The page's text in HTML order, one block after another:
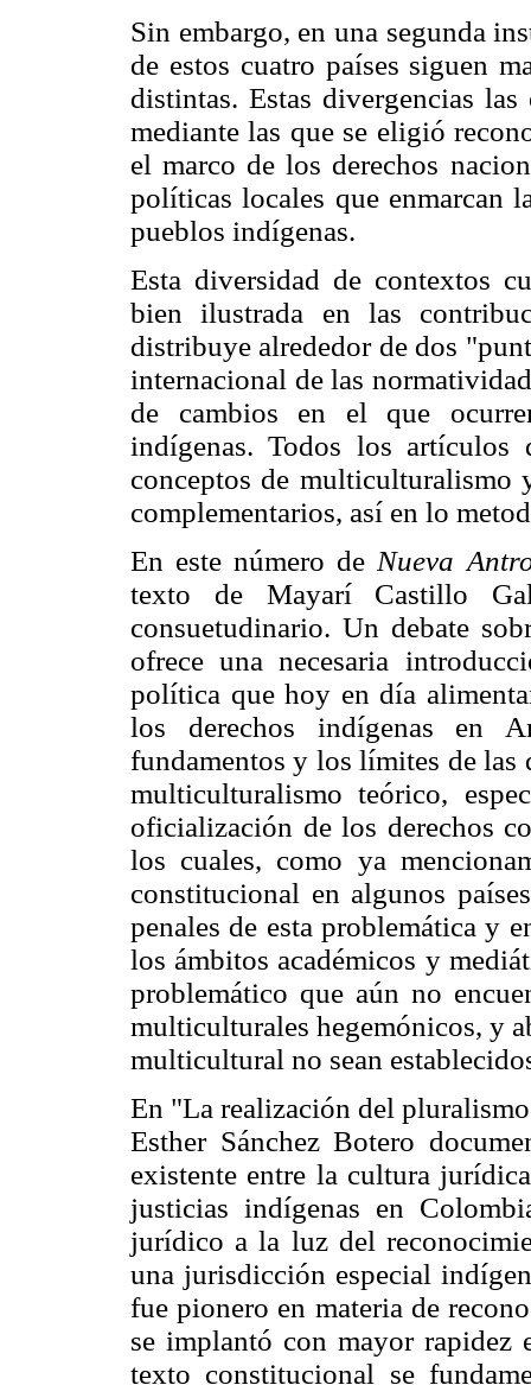
Sin embargo, en una segunda
de estos cuatro países siguen
distintas. Estas divergencias
mediante las que se eligió
el marco de los derechos
políticas locales que enmarcan
pueblos indígenas.
Esta diversidad de contextos
bien ilustrada en las
distribuye alrededor de dos
internacional de las
de cambios en el que
indígenas. Todos los artículos
conceptos de
complementarios, así en lo
En este número de Nueva
texto de Mayarí Castillo
consuetudinario. Un debate
ofrece una necesaria
política que hoy en día
los derechos indígenas en
fundamentos y los límites de las
multiculturalismo teórico,
oficialización de los derechos
los cuales, como ya
constitucional en algunos
penales de esta problemática y
los ámbitos académicos y
problemático que aún no
multiculturales hegemónicos, y
multicultural no sean
En "La realización del
Esther Sánchez Botero
existente entre la cultura
justicias indígenas en
jurídico a la luz del
una jurisdicción especial
fue pionero en materia de
se implantó con mayor rapidez
texto constitucional se